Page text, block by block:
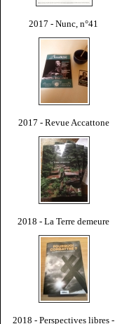
2017 - Nunc, n°41
2017 - Revue Accattone
2018 - La Terre demeure
2018 - Perspectives libres -